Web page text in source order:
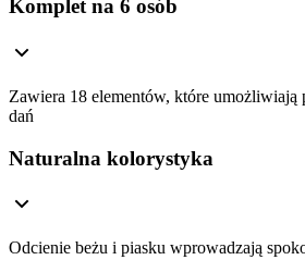
Komplet na 6 osób
Zawiera 18 elementów, które umożliwiają
dań
Naturalna kolorystyka
Odcienie beżu i piasku wprowadzają